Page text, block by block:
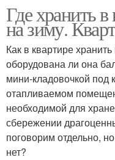
Где хранить в
на зиму.
Как в квартире
оборудована ли она
мини-кладовочкой под
отапливаемом
необходимой для
сбережении
поговорим отдельно,
нет?